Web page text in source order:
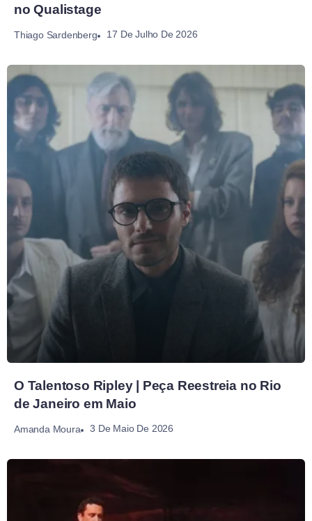
no Qualistage
Thiago Sardenberg 17 De Julho De 2026
O Talentoso Ripley | Peça Reestreia no Rio
de Janeiro em Maio
Amanda Moura 3 De Maio De 2026